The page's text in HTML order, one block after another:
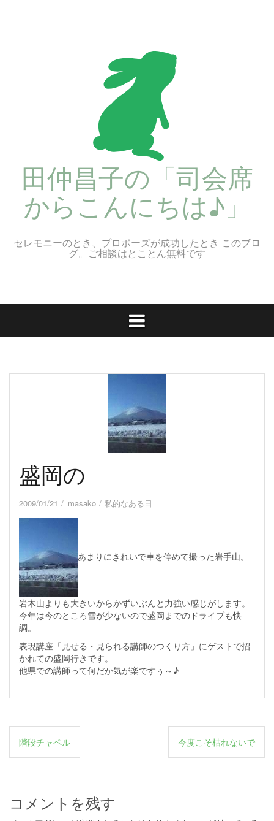
田仲昌子の「司会席
からこんにちは♪」
セレモニーのとき、プロポーズが成功したとき このブロ
グ。ご相談はとことん無料です
盛岡の
2009/01/21 masako 私的なある日
あまりにきれいで車を停めて撮った岩手山。
岩木山よりも大きいからかずいぶんと力強い感じがします。
今年は今のところ雪が少ないので盛岡までのドライブも快
調。
表現講座「見せる・見られる講師のつくり方」にゲストで招
かれての盛岡行きです。
他県での講師って何だか気が楽ですぅ～♪
投
稿
ビ
階段チャペル 今度こそ枯れないで
コメントを残す